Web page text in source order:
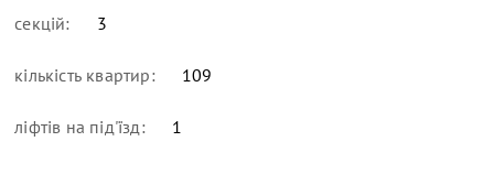
секцій: 3
кількість квартир: 109
ліфтів на під'їзд: 1